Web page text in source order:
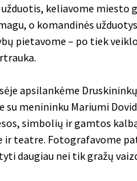
keliavome miesto
o komandinės
pietavome – po tiek
apsilankėme
su menininku Mariumi
simbolių ir gamtos
teatre. Fotografavome
daugiau nei tik gražų